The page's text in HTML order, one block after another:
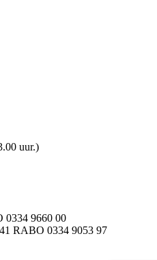
uur.)
0334 9660 00
RABO 0334 9053 97